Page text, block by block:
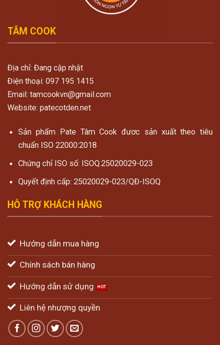
TÂM COOK
Địa chỉ: Đang cập nhật
Điện thoại: 097 195 1415
Email: tamcookvn@gmail.com
Website: patecotden.net
Sản phẩm Pate Tâm Cook đươc sản xuất theo tiêu
chuẩn ISO 22000:2018
Chứng chỉ ISO số: ISOQ.25020029-023
Quyết định cấp: 25020029-023/QĐ-ISOQ
HỖ TRỢ KHÁCH HÀNG
Hướng dẫn mua hàng
Chính sách bán hàng
Hướng dẫn sử dụng
Liên hệ nhượng quyền